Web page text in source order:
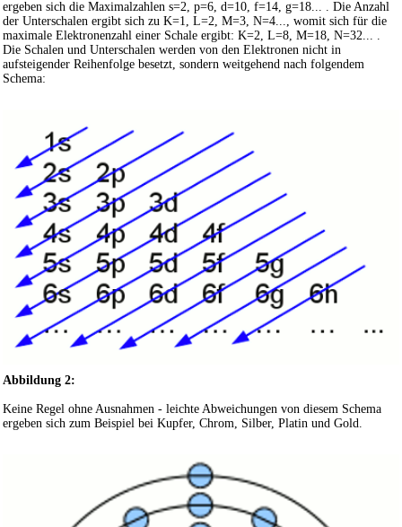
ergeben sich die Maximalzahlen s=2, p=6, d=10, f=14, g=18... . Die Anzahl
der Unterschalen ergibt sich zu K=1, L=2, M=3, N=4..., womit sich für die
maximale Elektronenzahl einer Schale ergibt: K=2, L=8, M=18, N=32... .
Die Schalen und Unterschalen werden von den Elektronen nicht in
aufsteigender Reihenfolge besetzt, sondern weitgehend nach folgendem
Schema:
Abbildung 2:
Keine Regel ohne Ausnahmen - leichte Abweichungen von diesem Schema
ergeben sich zum Beispiel bei Kupfer, Chrom, Silber, Platin und Gold.